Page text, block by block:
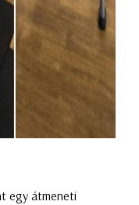
egy átmeneti